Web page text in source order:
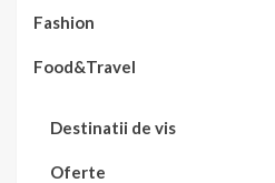
Fashion
Food&Travel
Destinatii de vis
Oferte